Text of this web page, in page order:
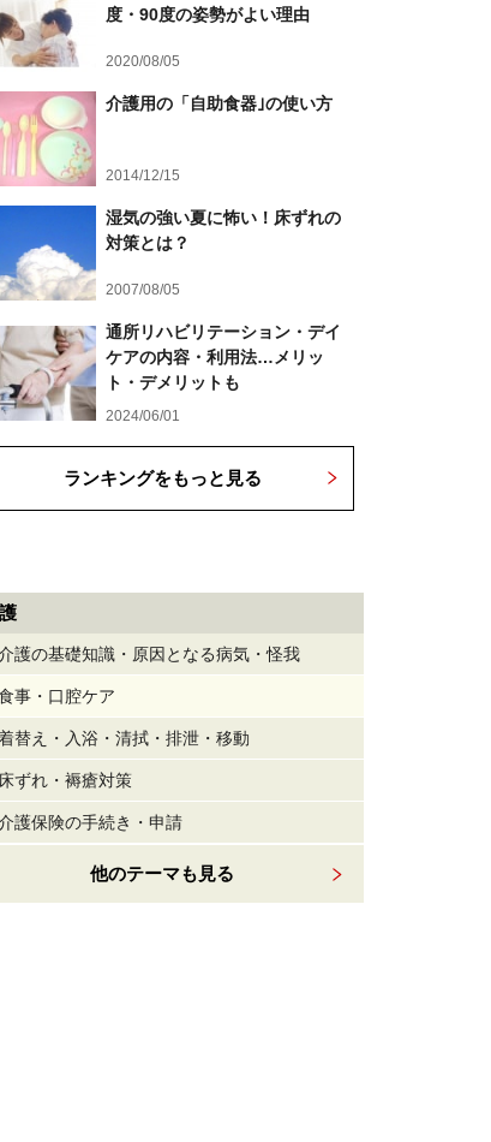
度・90度の姿勢がよい理由
2020/08/05
介護用の「自助食器｣の使い方
2014/12/15
湿気の強い夏に怖い！床ずれの
対策とは？
2007/08/05
通所リハビリテーション・デイ
ケアの内容・利用法…メリッ
ト・デメリットも
2024/06/01
ランキングをもっと見る
護の基礎知識・原因となる病気・怪我
事・口腔ケア
替え・入浴・清拭・排泄・移動
床ずれ・褥瘡対策
護保険の手続き・申請
他のテーマも見る